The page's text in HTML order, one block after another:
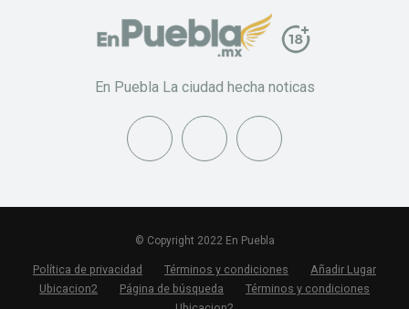
En Puebla La ciudad hecha noticas
© Copyright 2022 En Puebla
Política de privacidad Términos y condiciones
Añadir Lugar
Ubicacion2
Página de búsqueda
Términos y condiciones